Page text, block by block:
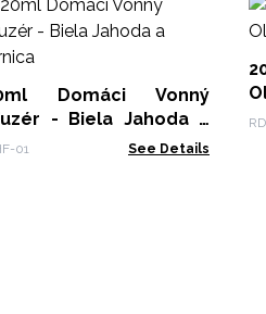
Domáci Vonný
Biela Jahoda a
01 See Details